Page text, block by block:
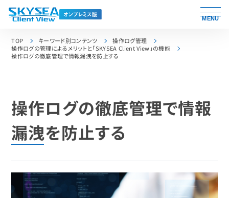
MENU
TOP キーワード別コンテンツ
操作ログ管理
操作ログの管理によるメリットと「SKYSEA Client View」の機能
操作ログの徹底管理で情報漏洩を防止する
操作ログの徹底管理で情報
漏洩を防止する